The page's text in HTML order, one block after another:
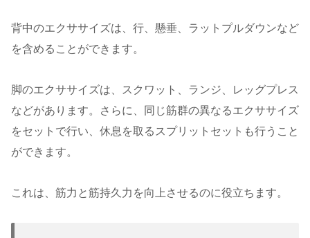
背中のエクササイズは、行、懸垂、ラットプルダウンなど
を含めることができます。
脚のエクササイズは、スクワット、ランジ、レッグプレス
などがあります。さらに、同じ筋群の異なるエクササイズ
をセットで行い、休息を取るスプリットセットも行うこと
ができます。
これは、筋力と筋持久力を向上させるのに役立ちます。